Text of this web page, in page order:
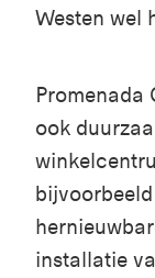
Westen wel
Promenada
ook
bijvoorbeeld
hernieuwbar
installatie